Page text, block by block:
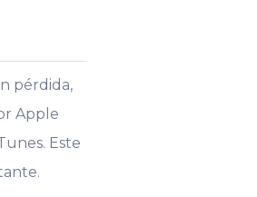
pérdida,
Apple
Este